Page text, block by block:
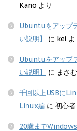
Kano より
Ubuntuをアップ
い説明】
に kei よ
Ubuntuをアップ
い説明】
に まさ
千回以上USBに
Linux編 に 初心者
20歳まで